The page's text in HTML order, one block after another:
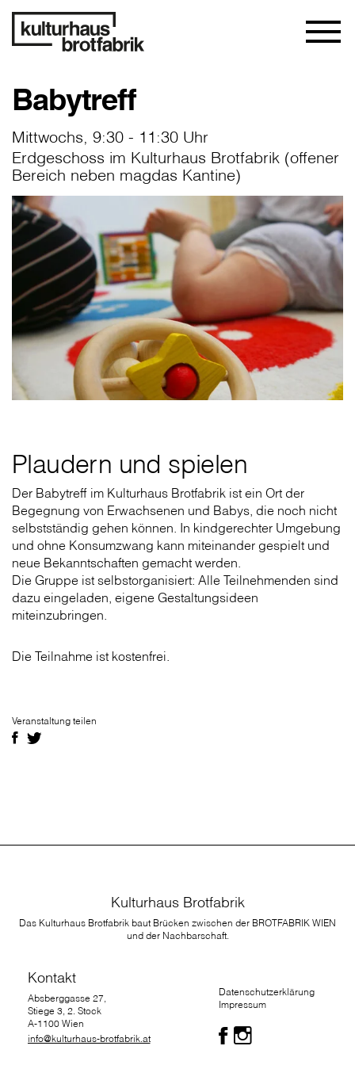
Babytreff
Mittwochs, 9:30 - 11:30 Uhr
Erdgeschoss im Kulturhaus Brotfabrik (offener
Bereich neben magdas Kantine)
Plaudern und spielen
Der Babytreff im Kulturhaus Brotfabrik ist ein Ort der
Begegnung von Erwachsenen und Babys, die noch nicht
selbstständig gehen können. In kindgerechter Umgebung
und ohne Konsumzwang kann miteinander gespielt und
neue Bekanntschaften gemacht werden.
Die Gruppe ist selbstorganisiert: Alle Teilnehmenden sind
dazu eingeladen, eigene Gestaltungsideen
miteinzubringen.
Die Teilnahme ist kostenfrei.
Veranstaltung teilen
Kulturhaus Brotfabrik
Das Kulturhaus Brotfabrik baut Brücken zwischen der BROTFABRIK WIEN
und der Nachbarschaft.
Kontakt
Absberggasse 27,
Stiege 3, 2. Stock
A-1100 Wien
info@kulturhaus-brotfabrik.at
Datenschutzerklärung
Impressum